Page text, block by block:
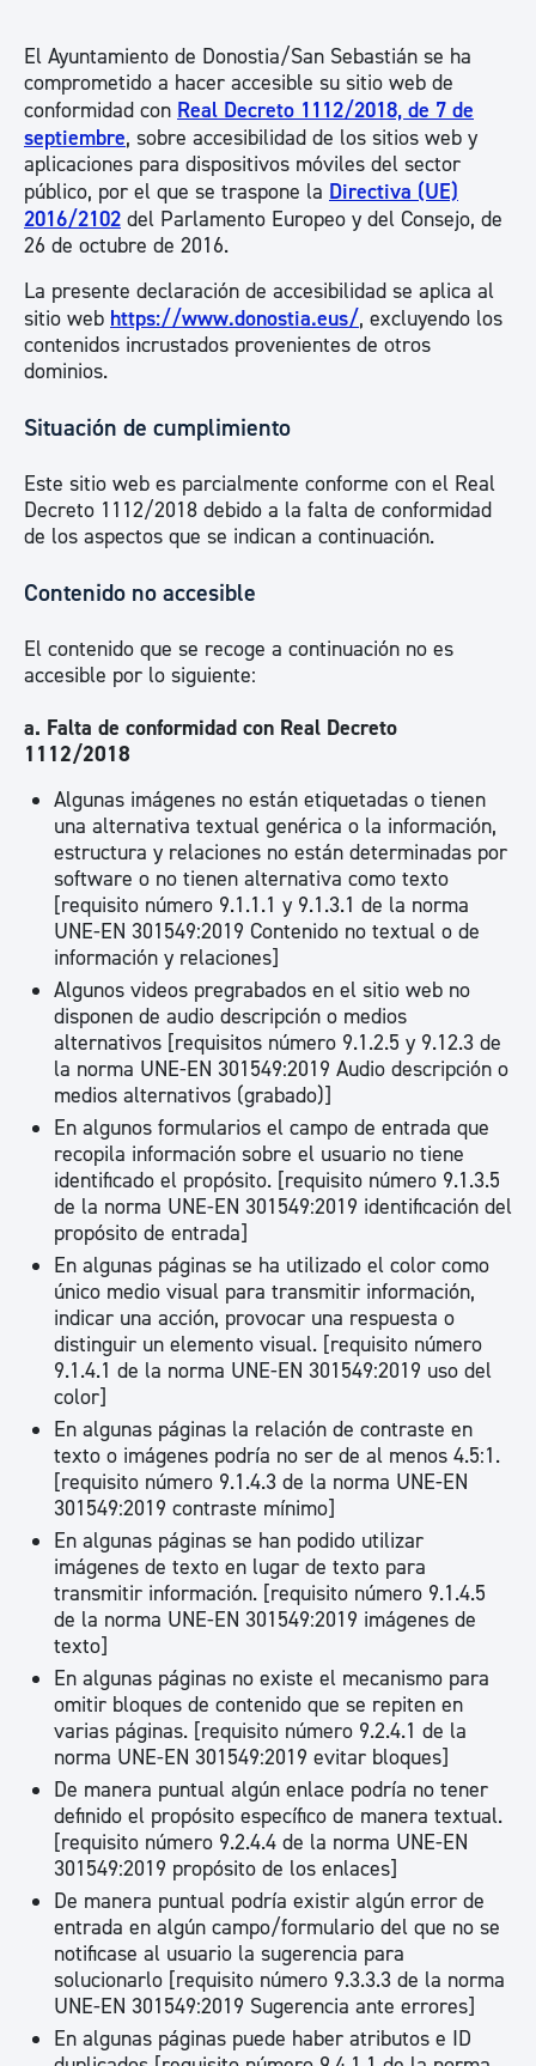
El Ayuntamiento de Donostia/San Sebastián se ha
comprometido a hacer accesible su sitio web de
conformidad con Real Decreto 1112/2018, de 7 de
septiembre, sobre accesibilidad de los sitios web y
aplicaciones para dispositivos móviles del sector
público, por el que se traspone la Directiva (UE)
2016/2102 del Parlamento Europeo y del Consejo, de
26 de octubre de 2016.
La presente declaración de accesibilidad se aplica al
sitio web https://www.donostia.eus/, excluyendo los
contenidos incrustados provenientes de otros
dominios.
Situación de cumplimiento
Este sitio web es parcialmente conforme con el Real
Decreto 1112/2018 debido a la falta de conformidad
de los aspectos que se indican a continuación.
Contenido no accesible
El contenido que se recoge a continuación no es
accesible por lo siguiente:
a. Falta de conformidad con Real Decreto
1112/2018
Algunas imágenes no están etiquetadas o tienen
una alternativa textual genérica o la información,
estructura y relaciones no están determinadas por
software o no tienen alternativa como texto
[requisito número 9.1.1.1 y 9.1.3.1 de la norma
UNE-EN 301549:2019 Contenido no textual o de
información y relaciones]
Algunos videos pregrabados en el sitio web no
disponen de audio descripción o medios
alternativos [requisitos número 9.1.2.5 y 9.12.3 de
la norma UNE-EN 301549:2019 Audio descripción o
medios alternativos (grabado)]
En algunos formularios el campo de entrada que
recopila información sobre el usuario no tiene
identificado el propósito. [requisito número 9.1.3.5
de la norma UNE-EN 301549:2019 identificación del
propósito de entrada]
En algunas páginas se ha utilizado el color como
único medio visual para transmitir información,
indicar una acción, provocar una respuesta o
distinguir un elemento visual. [requisito número
9.1.4.1 de la norma UNE-EN 301549:2019 uso del
color]
En algunas páginas la relación de contraste en
texto o imágenes podría no ser de al menos 4.5:1.
[requisito número 9.1.4.3 de la norma UNE-EN
301549:2019 contraste mínimo]
En algunas páginas se han podido utilizar
imágenes de texto en lugar de texto para
transmitir información. [requisito número 9.1.4.5
de la norma UNE-EN 301549:2019 imágenes de
texto]
En algunas páginas no existe el mecanismo para
omitir bloques de contenido que se repiten en
varias páginas. [requisito número 9.2.4.1 de la
norma UNE-EN 301549:2019 evitar bloques]
De manera puntual algún enlace podría no tener
definido el propósito específico de manera textual.
[requisito número 9.2.4.4 de la norma UNE-EN
301549:2019 propósito de los enlaces]
De manera puntual podría existir algún error de
entrada en algún campo/formulario del que no se
notificase al usuario la sugerencia para
solucionarlo [requisito número 9.3.3.3 de la norma
UNE-EN 301549:2019 Sugerencia ante errores]
En algunas páginas puede haber atributos e ID